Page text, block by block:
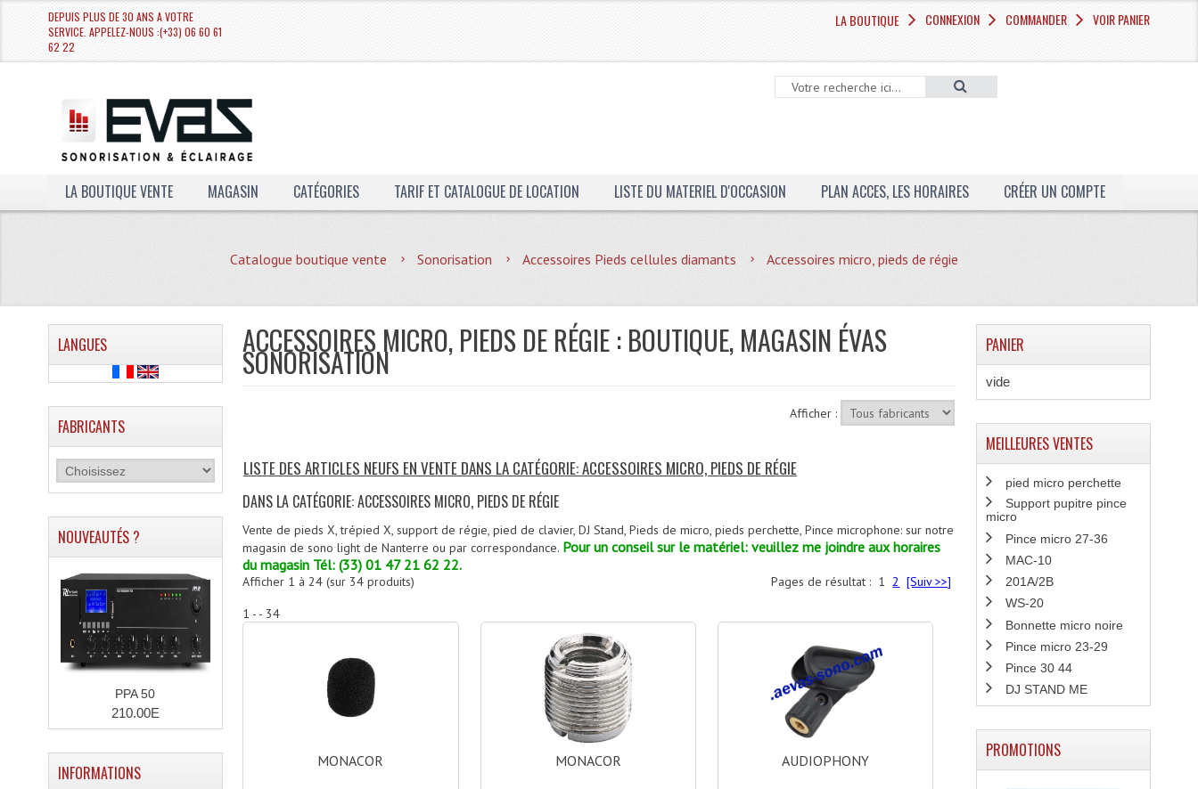
DEPUIS PLUS DE 30 ANS A VOTRE
SERVICE. APPELEZ-NOUS :(+33) 06 60 61
62 22
LA BOUTIQUE CONNEXION COMMANDER VOIR PANIER
LA BOUTIQUE VENTE MAGASIN CATÉGORIES TARIF ET CATALOGUE DE LOCATION LISTE DU MATERIEL D'OCCASION PLAN ACCES, LES HORAIRES CRÉER UN COMPTE
Catalogue boutique vente Sonorisation Accessoires Pieds cellules diamants Accessoires micro, pieds de régie
ACCESSOIRES MICRO, PIEDS DE RÉGIE : BOUTIQUE, MAGASIN ÉVAS
SONORISATION
Afficher :
LISTE DES ARTICLES NEUFS EN VENTE DANS LA CATÉGORIE: ACCESSOIRES MICRO, PIEDS DE RÉGIE
DANS LA CATÉGORIE: ACCESSOIRES MICRO, PIEDS DE RÉGIE
Vente de pieds X, trépied X, support de régie, pied de clavier, DJ Stand, Pieds de micro, pieds perchette, Pince microphone: sur notre
magasin de sono light de Nanterre ou par correspondance. Pour un conseil sur le matériel: veuillez me joindre aux horaires
du magasin Tél: (33) 01 47 21 62 22.
Pages de résultat : 1 2 [Suiv >>]
Afficher 1 à 24(sur 34produits)
1 - - 34
MONACOR MONACOR AUDIOPHONY
LANGUES
FABRICANTS
NOUVEAUTÉS ?
PPA 50
210.00E
INFORMATIONS
PANIER
vide
MEILLEURES VENTES
pied micro perchette
Support pupitre pince
micro
Pince micro 27-36
MAC-10
201A/2B
WS-20
Bonnette micro noire
Pince micro 23-29
Pince 30 44
DJ STAND ME
PROMOTIONS